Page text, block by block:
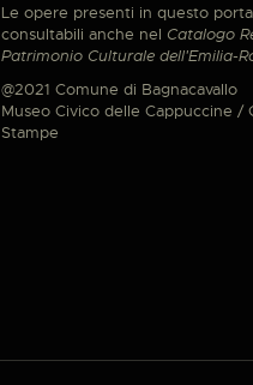
Le opere presenti in questo
consultabili anche nel Catalogo
Patrimonio Culturale dell'Emilia-
@2021 Comune di Bagnacavallo
Museo Civico delle Cappuccine /
Stampe